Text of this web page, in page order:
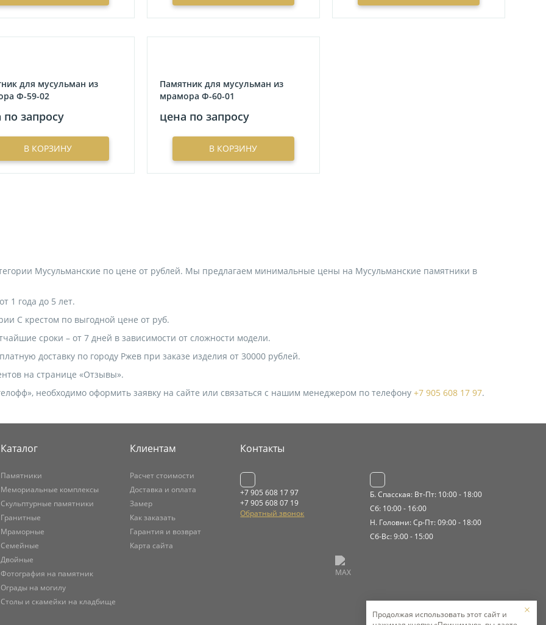
для мусульман из
Ф-59-02
по запросу
В КОРЗИНУ
Памятник для мусульман из
мрамора Ф-60-01
цена по запросу
В КОРЗИНУ
Мусульманские по цене от рублей. Мы предлагаем минимальные цены на Мусульманские памятники в
1 года до 5 лет.
C крестом по выгодной цене от руб.
сроки – от 7 дней в зависимости от сложности модели.
доставку по городу Ржев при заказе изделия от 30000 рублей.
на странице «Отзывы».
необходимо оформить заявку на сайте или связаться с нашим менеджером по телефону+7 905 608 17 97.
Каталог
Памятники
Мемориальные комплексы
Скульптурные памятники
Гранитные
Мраморные
Семейные
Двойные
Фотография на памятник
Ограды на могилу
Столы и скамейки на кладбище
Клиентам
Расчет стоимости
Доставка и оплата
Замер
Как заказать
Гарантия и возврат
Карта сайта
Контакты
+7 905 608 17 97
+7 905 608 07 19
Обратный звонок
Б. Спасская: Вт-Пт: 10:00 - 18:00
Сб: 10:00 - 16:00
Н. Головни: Ср-Пт: 09:00 - 18:00
Сб-Вс: 9:00 - 15:00
Продолжая использовать этот сайт и